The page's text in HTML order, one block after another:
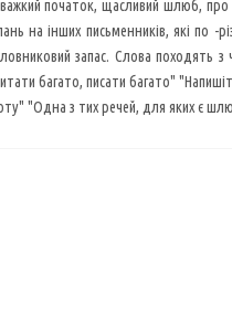
початок, щасливий шлюб,
на інших письменників, які по
запас. Слова походять
багато, писати багато"
"Одна з тих речей, для яких є